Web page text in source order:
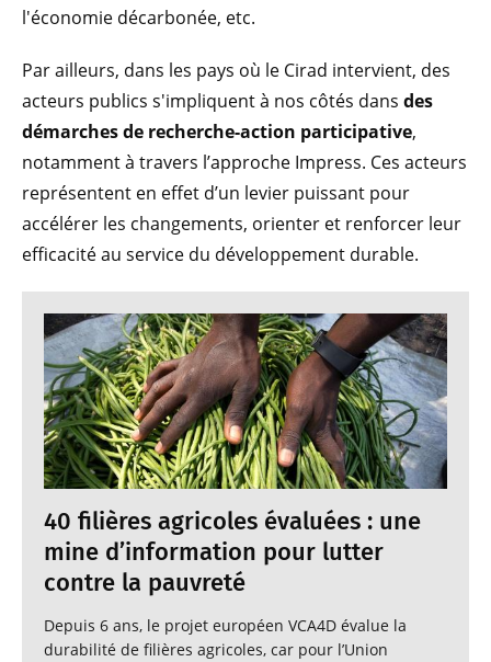
l'économie décarbonée, etc.
Par ailleurs, dans les pays où le Cirad intervient, des
acteurs publics s'impliquent à nos côtés dans des
démarches de recherche-action participative,
notamment à travers l’approche Impress. Ces acteurs
représentent en effet d’un levier puissant pour
accélérer les changements, orienter et renforcer leur
efficacité au service du développement durable.
40 filières agricoles évaluées : une
mine d’information pour lutter
contre la pauvreté
Depuis 6 ans, le projet européen VCA4D évalue la
durabilité de filières agricoles, car pour l’Union